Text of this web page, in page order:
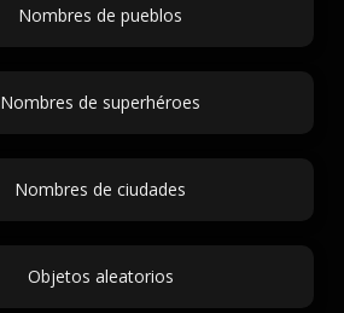
Nombres de pueblos
Nombres de superhéroes
Nombres de ciudades
Objetos aleatorios